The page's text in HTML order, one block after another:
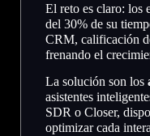
El reto es claro: los
del 30% de su
CRM, calificación
frenando el
La solución son los
asistentes
SDR o Closer,
optimizar cada